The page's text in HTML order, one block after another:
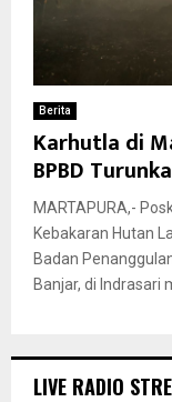
Berita
Karhutla di
BPBD
MARTAPURA,-
Kebakaran Hutan
Badan
Banjar, di Indrasari
LIVE RADIO